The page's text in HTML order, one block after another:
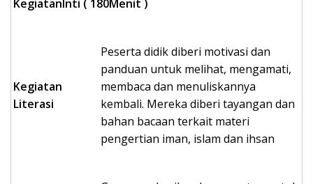
KegiatanInti ( 180Menit )
Kegiatan
Literasi
Peserta didik diberi motivasi dan
panduan untuk melihat, mengamati,
membaca dan menuliskannya
kembali. Mereka diberi tayangan dan
bahan bacaan terkait materi
pengertian iman, islam dan ihsan